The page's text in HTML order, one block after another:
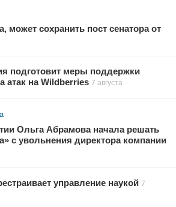
сохранить пост сенатора от
подготовит меры поддержки
атак на Wildberries 7 августа
Ольга Абрамова начала решать
с увольнения директора компании
управление наукой 7